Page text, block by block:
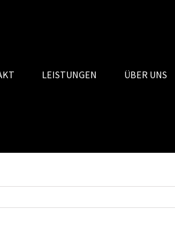
LEISTUNGEN ÜBER UNS